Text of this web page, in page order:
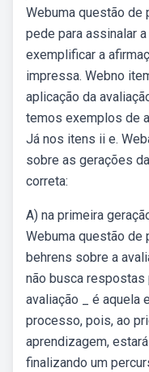
Webuma questão de
pede para assinalar
exemplificar a
impressa. Webno
aplicação da
temos exemplos de
Já nos itens ii e.
sobre as gerações
correta:
A) na primeira
Webuma questão
behrens sobre a
não busca respostas
avaliação _ é aquela
processo, pois, ao
aprendizagem,
finalizando um